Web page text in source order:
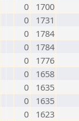
0
1700
0
1731
0
1784
0
1784
0
1776
0
1658
0
1635
0
1635
0
1623